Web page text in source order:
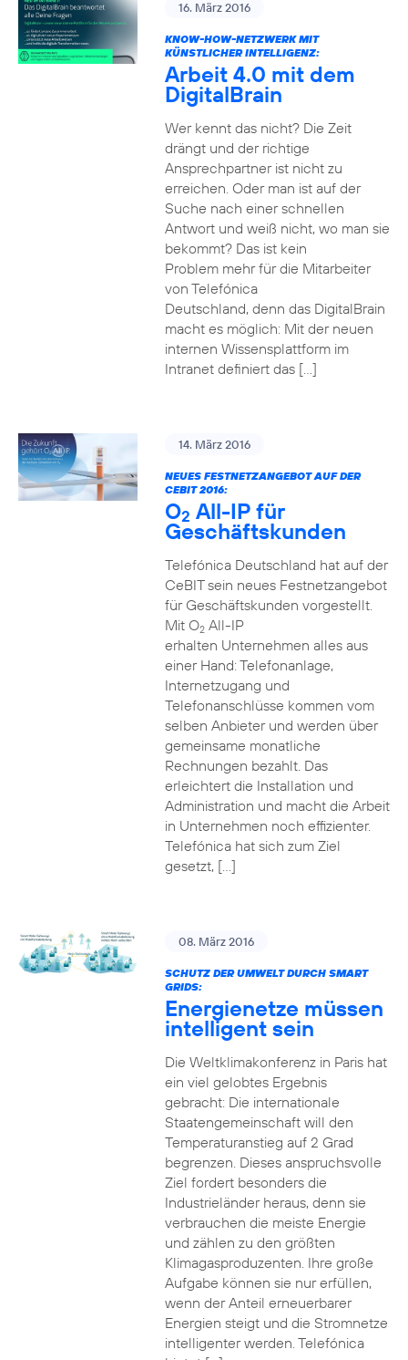
16. März 2016
KNOW-HOW-NETZWERK MIT
KÜNSTLICHER INTELLIGENZ:
Arbeit 4.0 mit dem
DigitalBrain
Wer kennt das nicht? Die Zeit
drängt und der richtige
Ansprechpartner ist nicht zu
erreichen. Oder man ist auf der
Suche nach einer schnellen
Antwort und weiß nicht, wo man sie
bekommt? Das ist kein
Problem mehr für die Mitarbeiter
von Telefónica
Deutschland, denn das DigitalBrain
macht es möglich: Mit der neuen
internen Wissensplattform im
Intranet definiert das […]
14. März 2016
NEUES FESTNETZANGEBOT AUF DER
CEBIT 2016:
O2 All-IP für
Geschäftskunden
Telefónica Deutschland hat auf der
CeBIT sein neues Festnetzangebot
für Geschäftskunden vorgestellt.
Mit O2All-IP
erhalten Unternehmen alles aus
einer Hand: Telefonanlage,
Internetzugang und
Telefonanschlüsse kommen vom
selben Anbieter und werden über
gemeinsame monatliche
Rechnungen bezahlt. Das
erleichtert die Installation und
Administration und macht die Arbeit
in Unternehmen noch effizienter.
Telefónica hat sich zum Ziel
gesetzt, […]
08. März 2016
SCHUTZ DER UMWELT DURCH SMART
GRIDS:
Energienetze müssen
intelligent sein
Die Weltklimakonferenz in Paris hat
ein viel gelobtes Ergebnis
gebracht: Die internationale
Staatengemeinschaft will den
Temperaturanstieg auf 2 Grad
begrenzen. Dieses anspruchsvolle
Ziel fordert besonders die
Industrieländer heraus, denn sie
verbrauchen die meiste Energie
und zählen zu den größten
Klimagasproduzenten. Ihre große
Aufgabe können sie nur erfüllen,
wenn der Anteil erneuerbarer
Energien steigt und die Stromnetze
intelligenter werden. Telefónica